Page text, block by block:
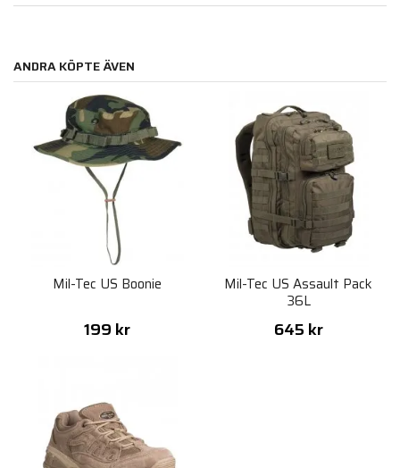
ANDRA KÖPTE ÄVEN
Mil-Tec US Boonie
199 kr
Mil-Tec US Assault Pack
36L
645 kr